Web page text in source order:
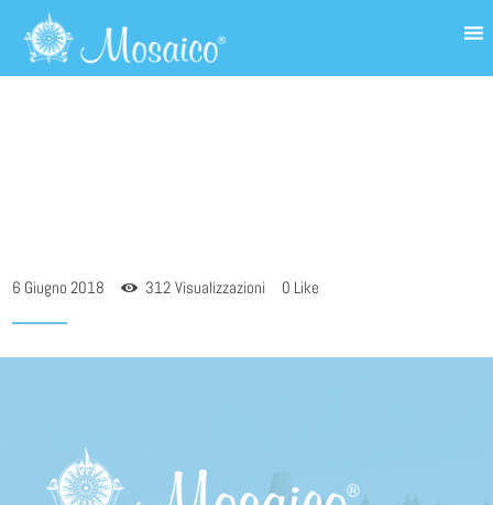
6 Giugno 2018 312 Visualizzazioni 0 Like